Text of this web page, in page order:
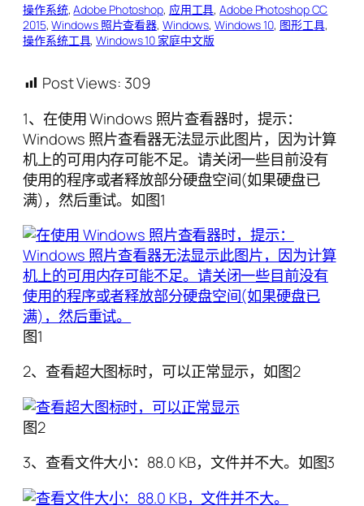
操作系统, Adobe Photoshop, 应用工具, Adobe Photoshop CC
2015, Windows 照片查看器, Windows, Windows 10, 图形工具
操作系统工具, Windows 10 家庭中文版
Post Views: 309
1、在使用 Windows 照片查看器时，提示：
Windows 照片查看器无法显示此图片，因为计算
机上的可用内存可能不足。请关闭一些目前没有
使用的程序或者释放部分硬盘空间(如果硬盘已
满)，然后重试。如图1
图1
2、查看超大图标时，可以正常显示，如图2
图2
3、查看文件大小：88.0 KB，文件并不大。如图3